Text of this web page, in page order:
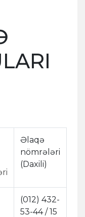
Əlaqə
nömrələri
(Daxili)
(012) 432-
53-44 / 15